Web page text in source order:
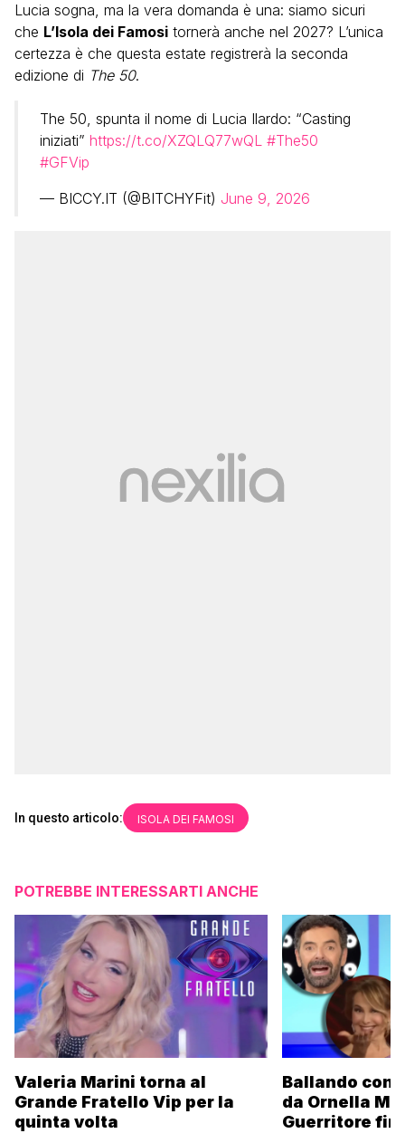
Lucia sogna, ma la vera domanda è una: siamo sicuri
che L’Isola dei Famosi tornerà anche nel 2027? L’unica
certezza è che questa estate registrerà la seconda
edizione di The 50.
The 50, spunta il nome di Lucia Ilardo: “Casting
iniziati” https://t.co/XZQLQ77wQL #The50
#GFVip
— BICCY.IT (@BITCHYFit) June 9, 2026
In questo articolo: ISOLA DEI FAMOSI
POTREBBE INTERESSARTI ANCHE
Valeria Marini torna al
Grande Fratello Vip per la
quinta volta
Ballando con
da Ornella
Guerritore